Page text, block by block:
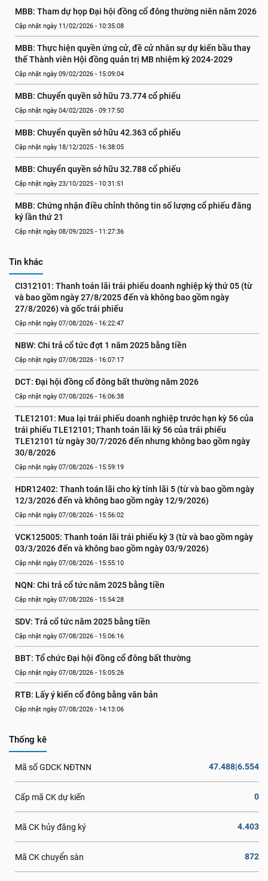
MBB: Tham dự họp Đại hội đồng cổ đông thường niên năm 2026
Cập nhật ngày 11/02/2026 - 10:35:08
MBB: Thực hiện quyền ứng cử, đề cử nhân sự dự kiến bầu thay
thế Thành viên Hội đồng quản trị MB nhiệm kỳ 2024-2029
Cập nhật ngày 09/02/2026 - 15:09:04
MBB: Chuyển quyền sở hữu 73.774 cổ phiếu
Cập nhật ngày 04/02/2026 - 09:17:50
MBB: Chuyển quyền sở hữu 42.363 cổ phiếu
Cập nhật ngày 18/12/2025 - 16:38:05
MBB: Chuyển quyền sở hữu 32.788 cổ phiếu
Cập nhật ngày 23/10/2025 - 10:31:51
MBB: Chứng nhận điều chỉnh thông tin số lượng cổ phiếu đăng
ký lần thứ 21
Cập nhật ngày 08/09/2025 - 11:27:36
Tin khác
CI312101: Thanh toán lãi trái phiếu doanh nghiệp kỳ thứ 05 (từ
và bao gồm ngày 27/8/2025 đến và không bao gồm ngày
27/8/2026) và gốc trái phiếu
Cập nhật ngày 07/08/2026 - 16:22:47
NBW: Chi trả cổ tức đợt 1 năm 2025 bằng tiền
Cập nhật ngày 07/08/2026 - 16:07:17
DCT: Đại hội đồng cổ đông bất thường năm 2026
Cập nhật ngày 07/08/2026 - 16:06:38
TLE12101: Mua lại trái phiếu doanh nghiệp trước hạn kỳ 56 của
trái phiếu TLE12101; Thanh toán lãi kỳ 56 của trái phiếu
TLE12101 từ ngày 30/7/2026 đến nhưng không bao gồm ngày
30/8/2026
Cập nhật ngày 07/08/2026 - 15:59:19
HDR12402: Thanh toán lãi cho kỳ tính lãi 5 (từ và bao gồm ngày
12/3/2026 đến và không bao gồm ngày 12/9/2026)
Cập nhật ngày 07/08/2026 - 15:56:02
VCK125005: Thanh toán lãi trái phiếu kỳ 3 (từ và bao gồm ngày
03/3/2026 đến và không bao gồm ngày 03/9/2026)
Cập nhật ngày 07/08/2026 - 15:55:10
NQN: Chi trả cổ tức năm 2025 bằng tiền
Cập nhật ngày 07/08/2026 - 15:54:28
SDV: Trả cổ tức năm 2025 bằng tiền
Cập nhật ngày 07/08/2026 - 15:06:16
BBT: Tổ chức Đại hội đồng cổ đông bất thường
Cập nhật ngày 07/08/2026 - 15:05:26
RTB: Lấy ý kiến cổ đông bằng văn bản
Cập nhật ngày 07/08/2026 - 14:13:06
Thống kê
Mã số GDCK NĐTNN 47.488|6.554
Cấp mã CK dự kiến 0
Mã CK hủy đăng ký 4.403
Mã CK chuyển sàn 872